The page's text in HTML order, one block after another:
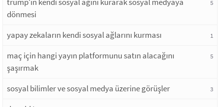
dönmesi
5
yapay zekaların kendi sosyal ağlarını kurması 1
maç için hangi yayın platformunu satın alacağını
şaşırmak
5
sosyal bilimler ve sosyal medya üzerine görüşler 3